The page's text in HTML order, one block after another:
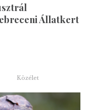
Állatkert
Közélet